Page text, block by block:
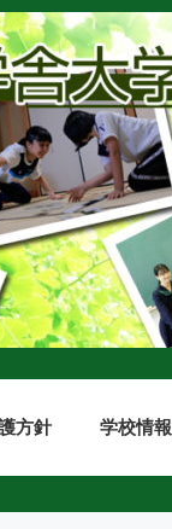
方針 学校情報